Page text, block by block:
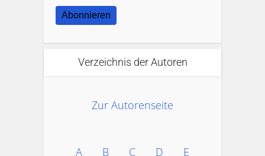
Abonnieren
Verzeichnis der Autoren
Zur Autorenseite
A B C D E